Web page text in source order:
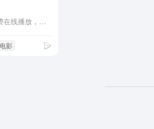
影